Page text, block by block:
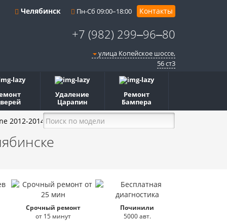
Челябинск Пн-Сб 09:00–18:00 Контакты
+7 (982) 299‒96‒80
улица Копейское шоссе,
56 ст3​
Удаление
Царапин
Ремонт
Бампера
2012-2014
Срочный ремонт
от 15 минут
Починили
5000 авт.